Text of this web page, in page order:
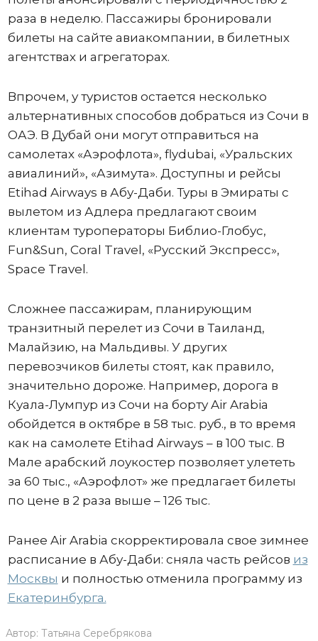
раза в неделю. Пассажиры бронировали
билеты на сайте авиакомпании, в билетных
агентствах и агрегаторах.
Впрочем, у туристов остается несколько
альтернативных способов добраться из Сочи в
ОАЭ. В Дубай они могут отправиться на
самолетах «Аэрофлота», flydubai, «Уральских
авиалиний», «Азимута». Доступны и рейсы
Etihad Airways в Абу-Даби. Туры в Эмираты с
вылетом из Адлера предлагают своим
клиентам туроператоры Библио-Глобус,
Fun&Sun, Coral Travel, «Русский Экспресс»,
Space Travel.
Сложнее пассажирам, планирующим
транзитный перелет из Сочи в Таиланд,
Малайзию, на Мальдивы. У других
перевозчиков билеты стоят, как правило,
значительно дороже. Например, дорога в
Куала-Лумпур из Сочи на борту Air Arabia
обойдется в октябре в 58 тыс. руб., в то время
как на самолете Etihad Airways – в 100 тыс. В
Мале арабский лоукостер позволяет улететь
за 60 тыс., «Аэрофлот» же предлагает билеты
по цене в 2 раза выше – 126 тыс.
Ранее Air Arabia скорректировала свое зимнее
расписание в Абу-Даби: сняла часть рейсов из
Москвы и полностью отменила программу из
Екатеринбурга.
Автор: Татьяна Серебрякова